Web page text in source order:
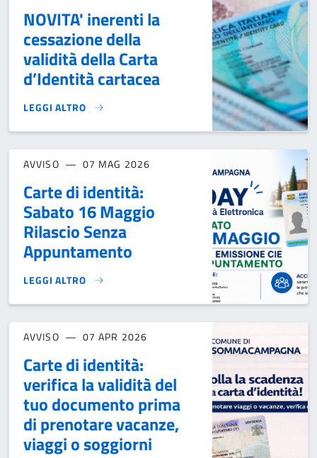
NOVITA' inerenti la
cessazione della
validità della Carta
d’Identità cartacea
LEGGI ALTRO
NOVITA' INERENTI LA CESSAZIONE DELLA VALIDITÀ DELLA
AVVISO 07 MAG 2026
Carte di identità:
Sabato 16 Maggio
Rilascio Senza
Appuntamento
LEGGI ALTRO
CARTE DI IDENTITÀ: SABATO 16 MAGGIO RILASCIO SENZA
AVVISO 07 APR 2026
Carte di identità:
verifica la validità del
tuo documento prima
di prenotare vacanze,
viaggi o soggiorni